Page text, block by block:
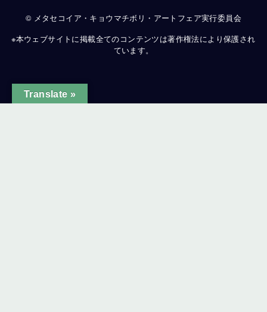
© メタセコイア・キョウマチボリ・アートフェア実行委員会
※本ウェブサイトに掲載全てのコンテンツは著作権法により保護され
ています。
Translate »